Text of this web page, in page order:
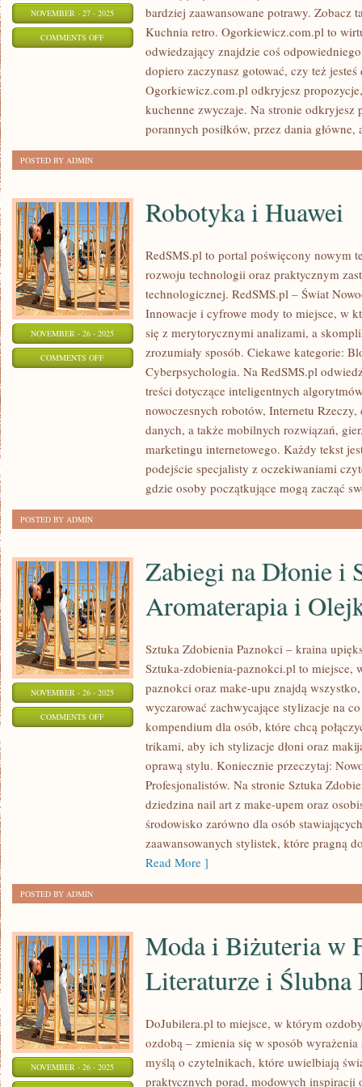
NOVEMBER - 27 - 2025
COMMENTS OFFON
PRZEKĄSKI
bardziej zaawansowane potrawy. Zobacz
Kuchnia retro. Ogorkiewicz.com.pl to
odwiedzający znajdzie coś
dopiero zaczynasz gotować, czy też
Ogorkiewicz.com.pl odkryjesz
kuchenne zwyczaje. Na stronie odkryjesz
porannych posiłków, przez dania główne,
POSTED BY ADMIN
NOVEMBER - 26 - 2025
COMMENTS OFFON
ROBOTYKA
Robotyka i Huawei
RedSMS.pl to portal poświęcony nowym
rozwoju technologii oraz praktycznym
technologicznej. RedSMS.pl – Świat
Innowacje i cyfrowe mody to miejsce, w
się z merytorycznymi analizami, a
zrozumiały sposób. Ciekawe kategorie:
Cyberpsychologia. Na RedSMS.pl
treści dotyczące inteligentnych
nowoczesnych robotów, Internetu
danych, a także mobilnych rozwiązań,
marketingu internetowego. Każdy tekst
podejście specjalisty z oczekiwaniami
gdzie osoby początkujące mogą zacząć
POSTED BY ADMIN
NOVEMBER - 26 - 2025
COMMENTS OFFON
AROMATERAPIA
Zabiegi na Dłonie i
Aromaterapia i
Sztuka Zdobienia Paznokci – kraina
Sztuka-zdobienia-paznokci.pl to miejsce,
paznokci oraz make-upu znajdą
wyczarować zachwycające stylizacje na
kompendium dla osób, które chcą
trikami, aby ich stylizacje dłoni oraz
oprawą stylu. Koniecznie przeczytaj:
Profesjonalistów. Na stronie Sztuka
dziedzina nail art z make-upem oraz
środowisko zarówno dla osób
zaawansowanych stylistek, które pragną
Read More ]
POSTED BY ADMIN
NOVEMBER - 26 - 2025
Moda i Biżuteria w
Literaturze i Ślubna
DoJubilera.pl to miejsce, w którym
ozdobą – zmienia się w sposób wyrażenia
myślą o czytelnikach, które uwielbiają
praktycznych porad, modowych